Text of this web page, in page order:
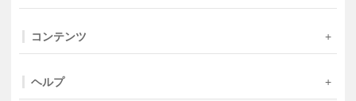
コンテンツ
ヘルプ